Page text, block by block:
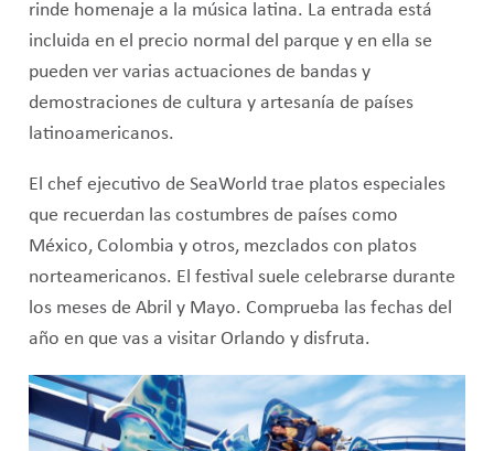
rinde homenaje a la música latina. La entrada está
incluida en el precio normal del parque y en ella se
pueden ver varias actuaciones de bandas y
demostraciones de cultura y artesanía de países
latinoamericanos.
El chef ejecutivo de SeaWorld trae platos especiales
que recuerdan las costumbres de países como
México, Colombia y otros, mezclados con platos
norteamericanos. El festival suele celebrarse durante
los meses de Abril y Mayo. Comprueba las fechas del
año en que vas a visitar Orlando y disfruta.